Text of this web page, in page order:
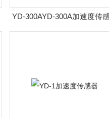
YD-300AYD-300A加速度传